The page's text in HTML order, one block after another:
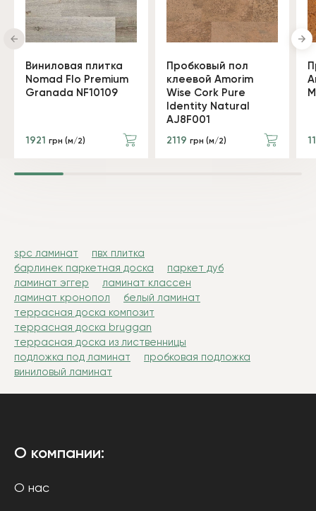
Виниловая плитка
Nomad Flo Premium
Granada NF10109
1921 грн (м/2)
Пробковый пол
клеевой Amorim
Wise Cork Pure
Identity Natural
AJ8F001
2119 грн (м/2)
spc ламинат
пвх плитка
барлинек паркетная доска
паркет дуб
ламинат эггер
ламинат классен
ламинат кронопол
белый ламинат
террасная доска композит
террасная доска bruggan
террасная доска из лиственницы
подложка под ламинат
пробковая подложка
виниловый ламинат
О компании:
О нас